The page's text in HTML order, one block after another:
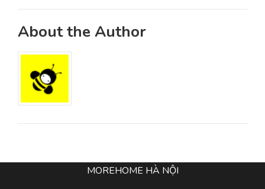
About the Author
MOREHOME HÀ NỘI